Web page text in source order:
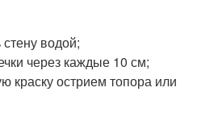
водой;
через каждые 10 см;
краску острием топора или